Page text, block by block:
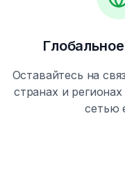
Оставайтесь на
странах и
сетью